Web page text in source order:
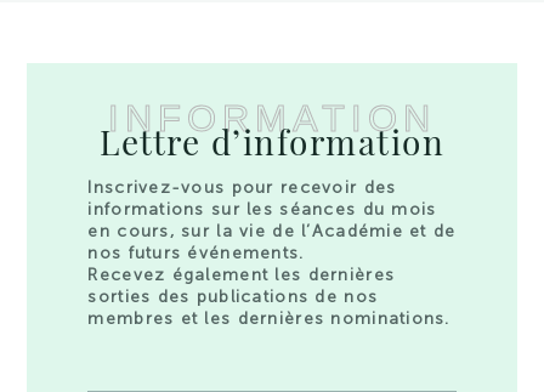
INFORMATION
Lettre d’information
Inscrivez-vous pour recevoir des
informations sur les séances du mois
en cours, sur la vie de l’Académie et de
nos futurs événements.
Recevez également les dernières
sorties des publications de nos
membres et les dernières nominations.